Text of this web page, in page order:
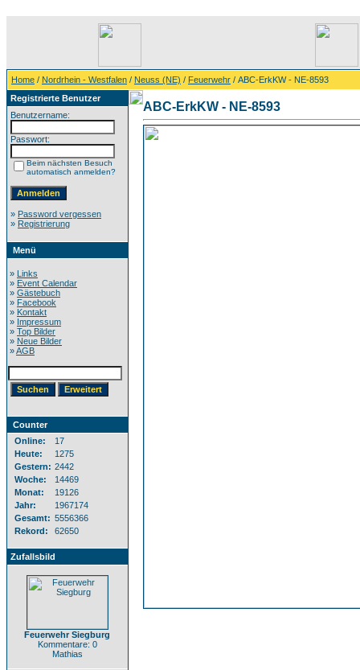
Home / Nordrhein - Westfalen / Neuss (NE) / Feuerwehr / ABC-ErkKW - NE-8593
Registrierte Benutzer
Benutzername:
Passwort:
Beim nächsten Besuch
automatisch anmelden?
» Password vergessen
» Registrierung
Menü
» Links
» Event Calendar
» Gästebuch
» Facebook
» Kontakt
» Impressum
» Top Bilder
» Neue Bilder
»AGB
Counter
Online:
17
Heute:
1275
Gestern: 2442
Woche:
14469
Monat:
19126
Jahr:
1967174
Gesamt: 5556366
Rekord:
62650
Zufallsbild
Feuerwehr Siegburg
Kommentare: 0
Mathias
ABC-ErkKW - NE-8593